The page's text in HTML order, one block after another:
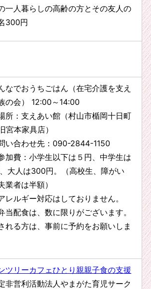
一人暮らしの高齢の方とその友人の
300円
なでおうちごはん（在宅介護を支え
の会） 12:00～14:00
所：支えあい館（村山市楯岡十日町
宮本家具店）
い合わせ先：090-2844-1150
加費：小学生以下は５円、中学生は
大人は300円。（高校生、障がい
業者は半額）
レルギー対応はしておりません。
当配食は、数に限りがございます。
れる方は、事前に予約をお願いしま
ツリーカフェひとり親親子食の支援
非営利活動法人やまがた育児サーク